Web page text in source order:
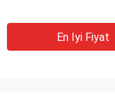
En Iyi Fiyat